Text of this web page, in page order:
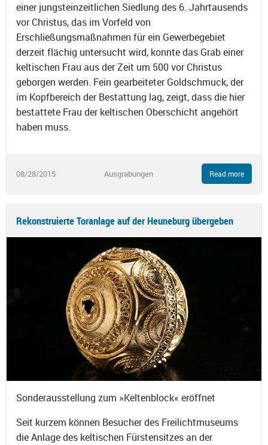
einer jungsteinzeitlichen Siedlung des 6. Jahrtausends
vor Christus, das im Vorfeld von
Erschließungsmaßnahmen für ein Gewerbegebiet
derzeit flächig untersucht wird, konnte das Grab einer
keltischen Frau aus der Zeit um 500 vor Christus
geborgen werden. Fein gearbeiteter Goldschmuck, der
im Kopfbereich der Bestattung lag, zeigt, dass die hier
bestattete Frau der keltischen Oberschicht angehört
haben muss.
08/28/2015 Ausgrabungen Read more
Rekonstruierte Toranlage auf der Heuneburg übergeben
Sonderausstellung zum »Keltenblock« eröffnet
Seit kurzem können Besucher des Freilichtmuseums
die Anlage des keltischen Fürstensitzes an der